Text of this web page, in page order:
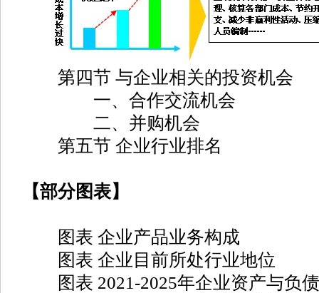
第四节 与企业相关的投资机会
一、合作交流机会
二、并购机会
第五节 企业行业排名
【部分图表】
图表 企业产品业务构成
图表 企业目前所处行业地位
图表 2021-2025年企业资产与负债